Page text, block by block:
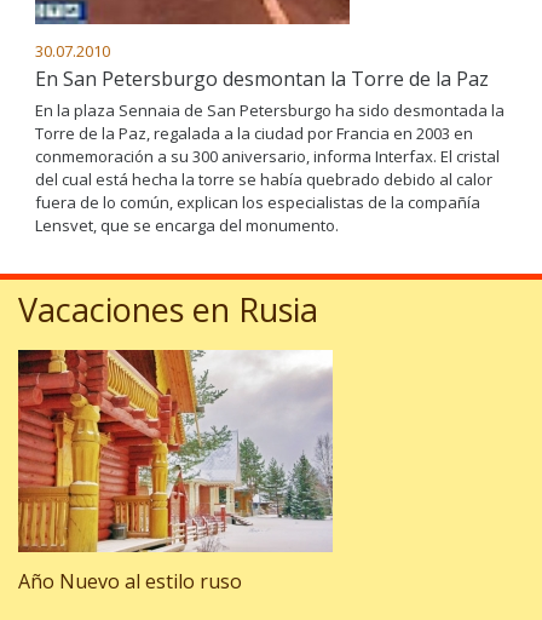
30.07.2010
En San Petersburgo desmontan la Torre de la Paz
En la plaza Sennaia de San Petersburgo ha sido desmontada la
Torre de la Paz, regalada a la ciudad por Francia en 2003 en
conmemoración a su 300 aniversario, informa Interfax. El cristal
del cual está hecha la torre se había quebrado debido al calor
fuera de lo común, explican los especialistas de la compañía
Lensvet, que se encarga del monumento.
Vacaciones en Rusia
Año Nuevo al estilo ruso